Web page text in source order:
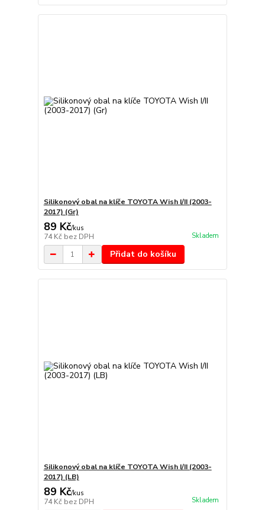
Silikonový obal na klíče TOYOTA Wish I/II (2003-
2017) (Gr)
89 Kč/kus
74 Kč bez DPH Skladem
Přidat do košíku
Silikonový obal na klíče TOYOTA Wish I/II (2003-
2017) (LB)
89 Kč/kus
74 Kč bez DPH Skladem